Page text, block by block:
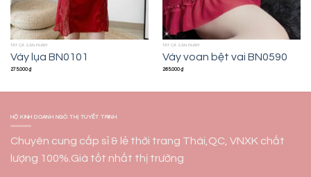
TẤT CẢ SẢN PHẨM
Váy lụa BN0101
275.000₫
TẤT CẢ SẢN PHẨM
Váy voan bệt vai BN0590
265.000₫
HỘ KINH DOANH NGÔ THỊ TUYẾT TRINH
Chuyên cung cấp sỉ & lẻ thời trang Thái,QC, VNXK chất
lượng 100%.Giá tốt nhất thị trường